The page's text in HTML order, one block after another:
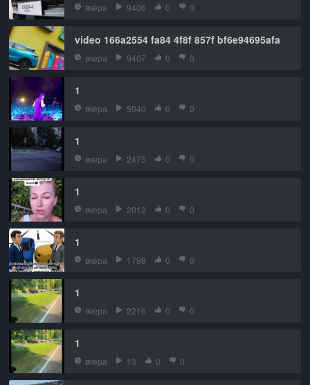
вчера 9406 0 0
video 166a2554 fa84 4f8f 857f bf6e94695afa
вчера 9407 0 0
1
вчера 5040 0 0
1
вчера 2475 0 0
1
вчера 2012 0 0
1
вчера 1798 0 0
1
вчера 2216 0 0
1
вчера 13 0 0